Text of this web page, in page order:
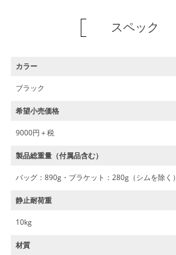
スペック
カラー
ブラック
希望小売価格
9000円＋税
製品総重量（付属品含む）
バッグ：890g・ブラケット：280g（シムを除く）
静止耐荷重
10kg
材質